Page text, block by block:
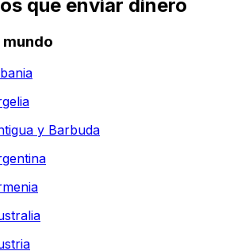
que enviar dinero
y Barbuda